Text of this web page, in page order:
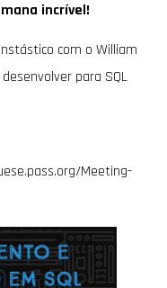
incrível!
com o William
para SQL
Meeting-